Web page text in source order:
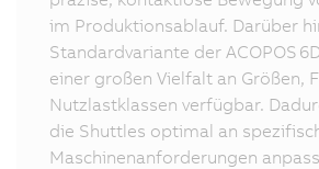
im Produktionsablauf. Darüber
Standardvariante der ACOPOS
einer großen Vielfalt an Größen,
Nutzlastklassen verfügbar.
die Shuttles optimal an
Maschinenanforderungen